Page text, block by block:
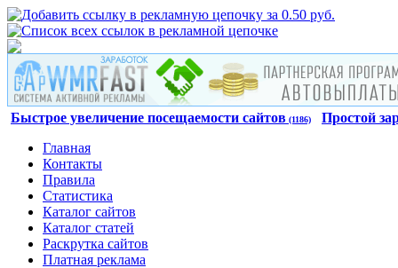
Быстрое увеличение посещаемости сайтов (1186)
Простой
Главная
Контакты
Правила
Статистика
Каталог сайтов
Каталог статей
Раскрутка сайтов
Платная реклама